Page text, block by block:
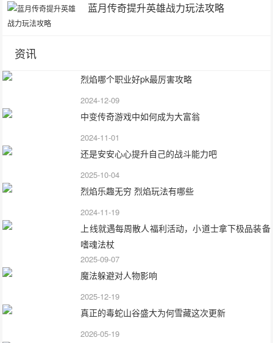
蓝月传奇提升英雄战力玩法攻略
资讯
烈焰哪个职业好pk最厉害攻略
2024-12-09
中变传奇游戏中如何成为大富翁
2024-11-01
还是安安心心提升自己的战斗能力吧
2025-10-04
烈焰乐趣无穷 烈焰玩法有哪些
2024-11-19
上线就遇每周散人福利活动，小道士拿下极品装备
嗜魂法杖
2025-09-07
魔法躲避对人物影响
2025-12-19
真正的毒蛇山谷盛大为何雪藏这次更新
2026-05-19